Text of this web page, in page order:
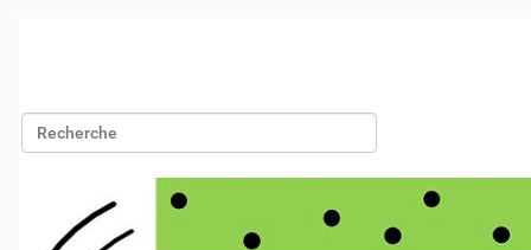
Chercher par